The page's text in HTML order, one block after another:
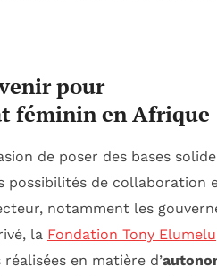
pour
féminin en Afrique
de poser des bases
possibilités de collaboration
notamment les
la Fondation Tony Elumelu
en matière d’